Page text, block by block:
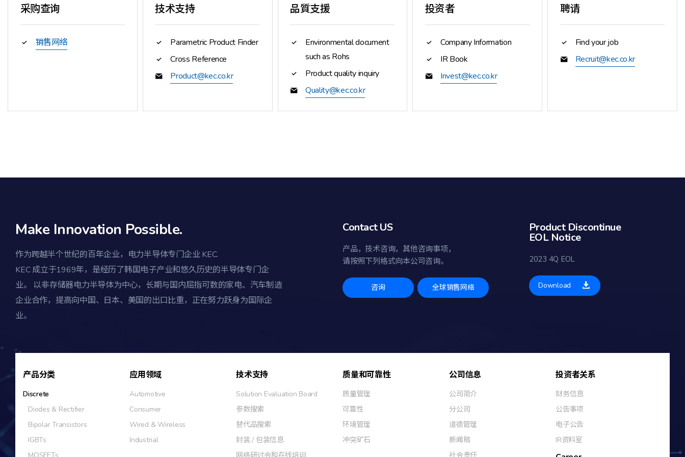
采购查询
销售网络
技术支持
Parametric Product Finder
Cross Reference
Product@kec.co.kr
品質支援
Environmental document
such as Rohs
Product quality inquiry
Quality@kec.co.kr
投资者
Company Information
IR Book
Invest@kec.co.kr
聘请
Find your job
Recruit@kec.co.kr
Make Innovation Possible.
作为跨越半个世纪的百年企业，电力半导体专门企业 KEC.
KEC 成立于1969年，是经历了韩国电子产业和悠久历史的半导体专门企
业。 以非存储器电力半导体为中心，长期与国内屈指可数的家电、汽车制造
企业合作，提高向中国、日本、美国的出口比重，正在努力跃身为国际企
业。
Contact US
产品，技术咨询，其他咨询事项，
请按照下列格式向本公司咨询。
咨询 全球销售网络
Product Discontinue
EOL Notice
2023 4Q EOL
Download
产品分类
Discrete
Diodes & Rectifier
Bipolar Transistors
IGBTs
应用领域
Automotive
Consumer
Wired & Wireless
Industrial
技术支持
Solution Evaluation Board
参数搜索
替代品搜索
封装 / 包装信息
质量和可靠性
质量管理
可靠性
环境管理
冲突矿石
公司信息
公司简介
分公司
道德管理
新闻稿
投资者关系
财务信息
公告事项
电子公告
IR资料室